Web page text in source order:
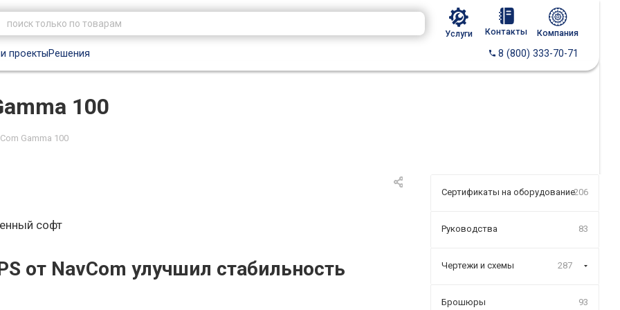
Услуги Контакты Компания
проектыРешения 8 (800) 333-70-71
100
Gamma 100
софт
от NavCom улучшил стабильность
Сертификаты на оборудование206
Руководства 83
Чертежи и схемы 287
Брошюры 93